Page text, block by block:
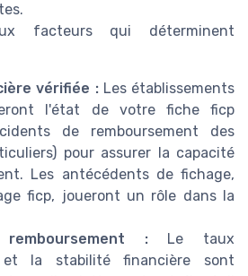
facteurs qui déterminent
vérifiée :Les établissements
l'état de votre fiche ficp
de remboursement des
pour assurer la capacité
Les antécédents de fichage,
ficp, joueront un rôle dans la
:Le taux
et la stabilité financière sont